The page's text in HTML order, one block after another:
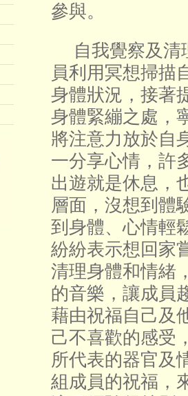
參與。
自我覺察及清
員利用冥想掃描
身體狀況，接著
身體緊繃之處，
將注意力放於自
一分享心情，許
出遊就是休息，
層面，沒想到體
到身體、心情輕
紛紛表示想回家
清理身體和情緒
的音樂，讓成員
藉由祝福自己及
己不喜歡的感受
所代表的器官及
組成員的祝福，